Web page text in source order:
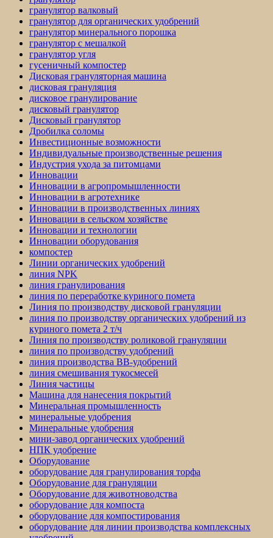
гранулятор валковый
гранулятор для органических удобрений
гранулятор минерального порошка
гранулятор с мешалкой
гранулятор угля
гусеничный компостер
Дисковая грануляторная машина
дисковая грануляция
дисковое гранулирование
дисковый гранулятор
Дисковый гранулятор
Дробилка соломы
Инвестиционные возможности
Индивидуальные производственные решения
Индустрия ухода за питомцами
Инновации
Инновации в агропромышленности
Инновации в агротехнике
Инновации в производственных линиях
Инновации в сельском хозяйстве
Инновации и технологии
Инновации оборудования
компостер
Линии органических удобрений
линия NPK
линия гранулирования
линия по переработке куриного помета
Линия по производству дисковой грануляции
линия по производству органических удобрений из
куриного помета 2 т/ч
Линия по производству роликовой грануляции
линия по производству удобрений
линия производства BB-удобрений
линия смешивания тукосмесей
Линия частицы
Машина для нанесения покрытий
Минеральная промышленность
минеральные удобрения
Минеральные удобрения
мини-завод органических удобрений
НПК удобрение
Оборудование
оборудование для гранулирования торфа
Оборудование для грануляции
Оборудование для животноводства
оборудование для компоста
оборудование для компостирования
оборудование для линии производства комплексных